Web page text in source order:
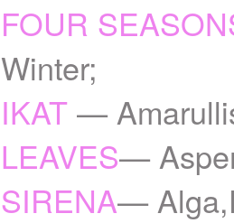
FOUR
Winter;
IKAT —
LEAVES—
SIRENA—